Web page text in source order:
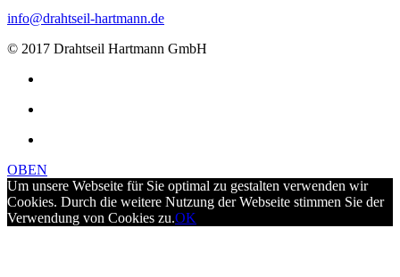
info@drahtseil-hartmann.de
© 2017 Drahtseil Hartmann GmbH
OBEN
Um unsere Webseite für Sie optimal zu gestalten verwenden wir
Cookies. Durch die weitere Nutzung der Webseite stimmen Sie der
Verwendung von Cookies zu.OK